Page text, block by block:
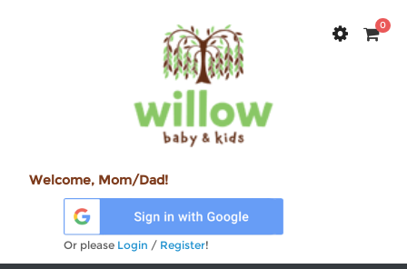
0
Welcome, Mom/Dad!
Or please Login / Register!